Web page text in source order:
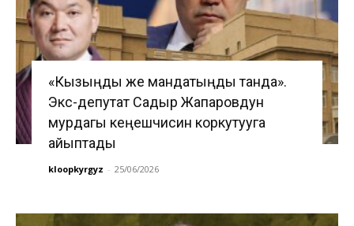
«Кызыңды же мандатыңды танда».
Экс-депутат Садыр Жапаровдун
мурдагы кеңешчисин коркутууга
айыптады
kloopkyrgyz - 25/06/2026